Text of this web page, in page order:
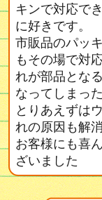
キンで対応で
に好きです。
市販品のパッ
もその場で対
れが部品とな
なってしまっ
とりあえずは
れの原因も解
お客様にも喜
ざいました